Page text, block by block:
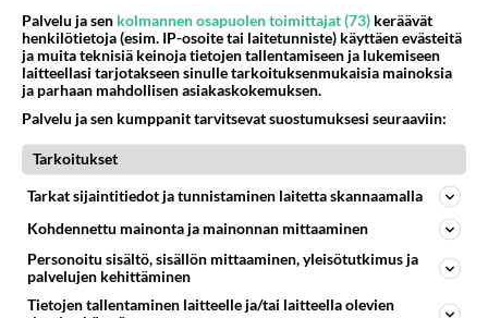
ryyppää vihreitten kanssa
Äänestä Kommentoi
Anonyymi00227
2026-07-04 05:46:16
Anonyymi00049kirjoitti:
...juopoilla on kuulemma aina hyvä matikkapää,
etenkin kun poliisi kysyy montako otit....
Sanna ja Sale teki Suomesta NATO orjan alle 200
Arkadianmäen apinan tuella ei Suomen kansan
Palvelu ja sen kolmannen osapuolen toimittajat (73) keräävät
henkilötietoja (esim. IP-osoite tai laitetunniste) käyttäen evästeitä
ja muita teknisiä keinoja tietojen tallentamiseen ja lukemiseen
laitteellasi tarjotakseen sinulle tarkoituksenmukaisia mainoksia
ja parhaan mahdollisen asiakaskokemuksen.
Palvelu ja sen kumppanit tarvitsevat suostumuksesi seuraaviin:
Tarkoitukset
Tarkat sijaintitiedot ja tunnistaminen laitetta skannaamalla
Kohdennettu mainonta ja mainonnan mittaaminen
Personoitu sisältö, sisällön mittaaminen, yleisötutkimus ja
palvelujen kehittäminen
Tietojen tallentaminen laitteelle ja/tai laitteella olevien